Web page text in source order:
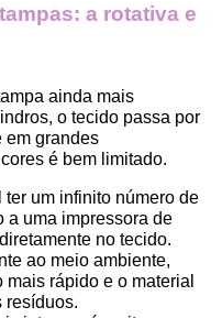
a rotativa e
ainda mais
o tecido passa por
em grandes
é bem limitado.
ter um infinito número de
a uma impressora de
no tecido.
ao meio ambiente,
rápido e o material
resíduos.